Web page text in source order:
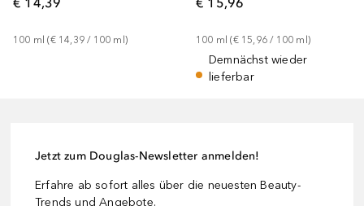
100 ml (€ 14,39 / 100 ml ) 100 ml (€ 15,96 / 100 ml )
Demnächst wieder
lieferbar
Jetzt zum Douglas-Newsletter anmelden!
Erfahre ab sofort alles über die neuesten Beauty-
Trends und Angebote.